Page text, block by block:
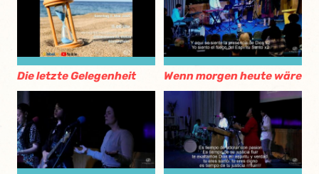
Die letzte Gelegenheit Wenn morgen heute wäre